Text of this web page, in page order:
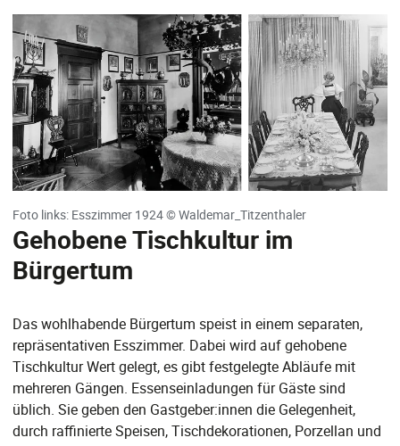
Foto links: Esszimmer 1924 © Waldemar_Titzenthaler
Gehobene Tischkultur im
Bürgertum
Das wohlhabende Bürgertum speist in einem separaten,
repräsentativen Esszimmer. Dabei wird auf gehobene
Tischkultur Wert gelegt, es gibt festgelegte Abläufe mit
mehreren Gängen. Essenseinladungen für Gäste sind
üblich. Sie geben den Gastgeber:innen die Gelegenheit,
durch raffinierte Speisen, Tischdekorationen, Porzellan und